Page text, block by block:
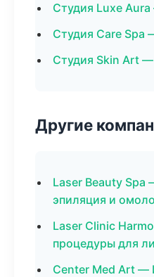
Студия Luxe
Студия Care
Студия Skin Art
Другие
Laser Beauty Spa
эпиляция и
Laser Clinic
процедуры для
Center Med Art —